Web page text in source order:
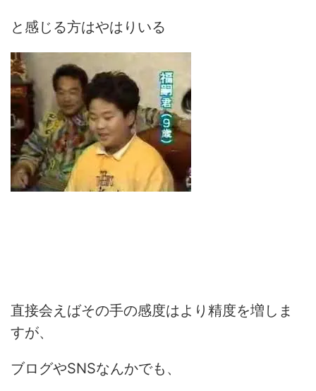
と感じる方はやはりいる
直接会えばその手の感度はより精度を増しま
すが、
ブログやSNSなんかでも、